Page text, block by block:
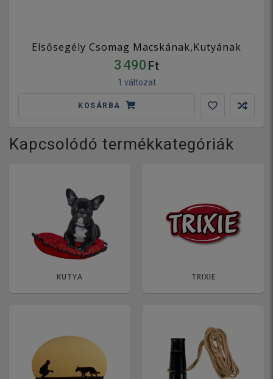
Elsősegély Csomag Macskának,Kutyának
3 490 Ft
1 változat
KOSÁRBA
Kapcsolódó termékkategóriák
KUTYA TRIXIE